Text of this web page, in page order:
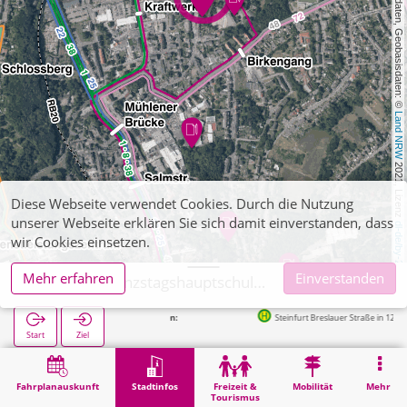
, Kartendaten, Geobasisdaten: ©
Land NRW
2021, Lizenz
dl-de/by-2-0
Fahrplanauskunft Stadtinfos
Freizeit &
Tourismus
Mobilität Mehr
Start Ziel
Steinfurt Breslauer Straße in 12m
Stadtinfos Stolberg, Ganzstagshauptschule Kögelshäuserstraße
Diese Webseite verwendet Cookies. Durch die Nutzung
unserer Webseite erklären Sie sich damit einverstanden, dass
wir Cookies einsetzen.
Mehr erfahren
Einverstanden